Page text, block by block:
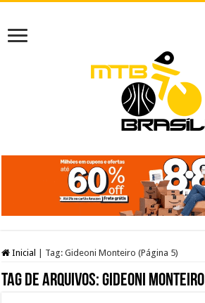
Inicial Tag:Gideoni Monteiro (Página 5)
Tag de arquivos:Gideoni Monteiro